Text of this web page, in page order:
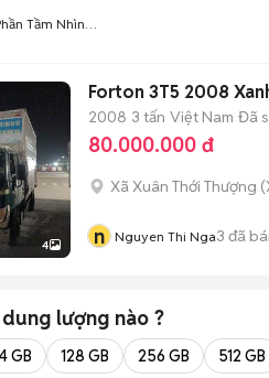
Tầm Nhìn
4
Forton 3T5 2008
2008 3 tấn Việt Nam Đã
80.000.000 đ
Xã Xuân Thới Thượng (
n Nguyen Thi Nga3 đã
dung lượng nào ?
GB 128 GB 256 GB 512 GB